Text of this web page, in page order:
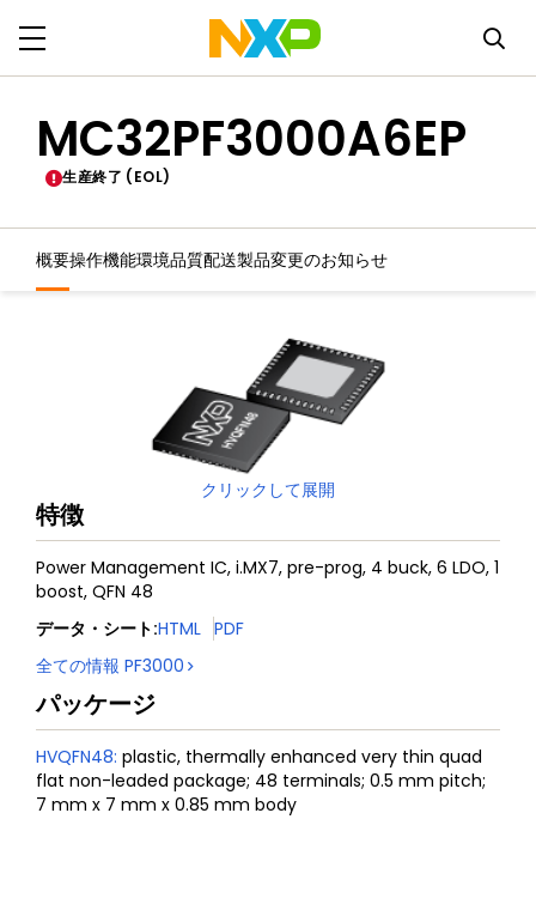
MC32PF3000A6EP
生産終了 (EOL)
概要操作機能環境品質配送製品変更のお知らせ
クリックして展開
特徴
Power Management IC, i.MX7, pre-prog, 4 buck, 6 LDO, 1
boost, QFN 48
データ・シート:HTML PDF
全ての情報 PF3000
パッケージ
HVQFN48: plastic, thermally enhanced very thin quad
flat non-leaded package; 48 terminals; 0.5 mm pitch;
7 mm x 7 mm x 0.85 mm body